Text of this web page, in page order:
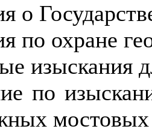
о Государств
по охране
изыскания
по из
ных мостовых